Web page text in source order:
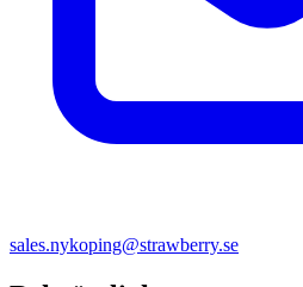
sales.nykoping@strawberry.se